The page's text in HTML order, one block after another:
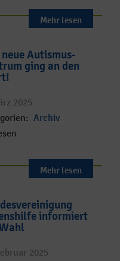
Mehr lesen
neue Autismus-
ging an den
2025
Archiv
Mehr lesen
informiert
2025